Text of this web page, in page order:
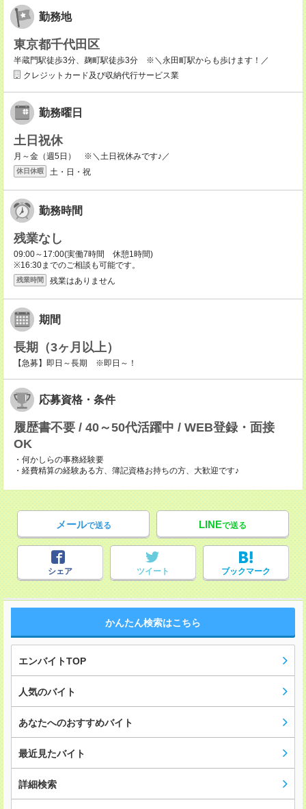
勤務地
東京都千代田区
半蔵門駅徒歩3分、麹町駅徒歩3分 ※＼永田町駅からも歩けます！／
クレジットカード及び収納代行サービス業
勤務曜日
土日祝休
月～金（週5日） ※＼土日祝休みです♪／
休日休暇 土・日・祝
勤務時間
残業なし
09:00～17:00(実働7時間 休憩1時間)
※16:30までのご相談も可能です。
残業時間 残業はありません
期間
長期（3ヶ月以上）
【急募】即日～長期 ※即日～！
応募資格・条件
履歴書不要 / 40～50代活躍中 / WEB登録・面接
OK
・何かしらの事務経験要
・経費精算の経験ある方、簿記資格お持ちの方、大歓迎です♪
メールで送る LINEで送る
シェア ツイート ブックマーク
かんたん検索はこちら
エンバイトTOP
人気のバイト
あなたへのおすすめバイト
最近見たバイト
詳細検索